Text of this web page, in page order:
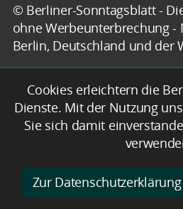
© Berliner-Sonntagsblatt -
ohne Werbeunterbrechung -
Berlin, Deutschland und der
Cookies erleichtern die
Dienste. Mit der Nutzung
Sie sich damit
Zur Datenschutzerklärung